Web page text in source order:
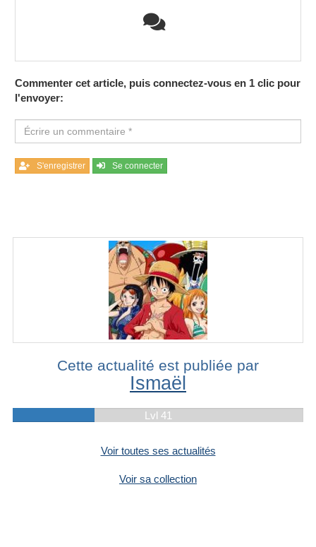
Commenter cet article, puis connectez-vous en 1 clic pour
l'envoyer:
S'enregistrer Se connecter
Cette actualité est publiée par
Ismaël
Lvl 41
Voir toutes ses actualités
Voir sa collection